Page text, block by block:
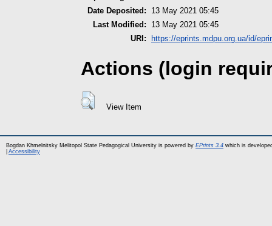
Date Deposited:
13 May 2021 05:45
Last Modified:
13 May 2021 05:45
URI:
https://eprints.mdpu.org.ua/id/
Actions (login
View Item
Bogdan Khmelnitsky Melitopol State Pedagogical University is powered by EPrints 3.4 which is
Accessibility